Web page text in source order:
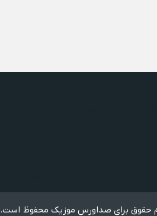
حقوق برای صداورس موزیک محفوظ است.